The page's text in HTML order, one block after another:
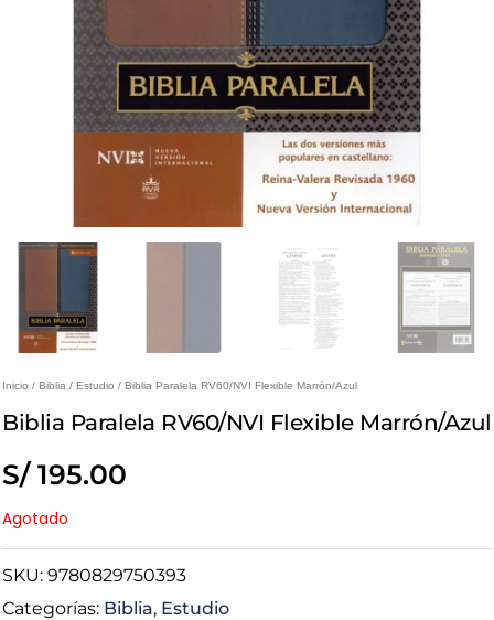
Inicio / Biblia / Estudio / Biblia Paralela RV60/NVI Flexible Marrón/Azul
Biblia Paralela RV60/NVI Flexible Marrón/Azul
S/195.00
Agotado
SKU: 9780829750393
Categorías: Biblia, Estudio